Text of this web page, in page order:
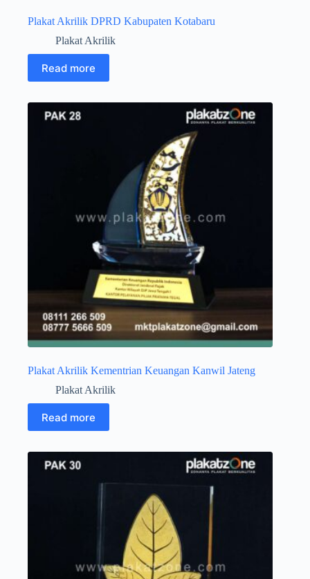
Plakat Akrilik DPRD Kabupaten Kotabaru
Plakat Akrilik
Read more
Plakat Akrilik Kementrian Keuangan Kanwil Jateng
Plakat Akrilik
Read more